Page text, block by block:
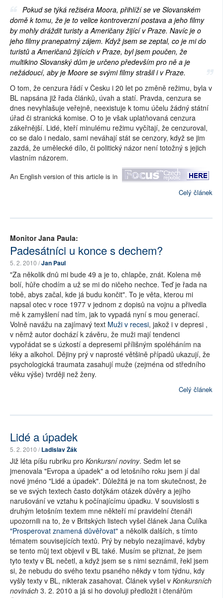
Pokud se týká režiséra Moora, přihlíží se ve Slovanském
domě k tomu, že je to velice kontroverzní postava a jeho filmy
by mohly dráždit turisty a Američany žijící v Praze. Navíc je o
jeho filmy pranepatrný zájem. Když jsem se zeptal, co je mi do
turistů a Američanů žijících v Praze, byl jsem poučen, že
multikino Slovanský dům je určeno především pro ně a je
nežádoucí, aby je Moore se svými filmy strašil i v Praze.
O tom, že cenzura řádí v Česku i 20 let po změně režimu, byla v
BL napsána již řada článků, úvah a statí. Pravda, cenzura se
dnes nevyhlašuje veřejně, neexistuje k tomu účelu žádný státní
úřad či stranická komise. O to je však uplatňovaná cenzura
zákeřnější. Lidé, kteří minulému režimu vyčítají, že cenzuroval,
co se dalo i nedalo, sami neváhají stát se cenzory, když se jim
zazdá, že umělecké dílo, či politický názor není totožný s jejich
vlastním názorem.
An English version of this article is in
Celý článek
Monitor Jana Paula:
Padesátníci u konce s dechem?
5. 2. 2010 /Jan Paul
"Za několik dnů mi bude 49 a je to, chlapče, znát. Kolena mě
bolí, hůře chodím a už se mi do ničeho nechce. Teď je řada na
tobě, abys začal, kde já budu končit". To je věta, kterou mi
napsal otec v roce 1977 v jednom z dopisů na vojnu a přivedla
mě k zamyšlení nad tím, jak to vypadá nyní s mou generací.
Volně navážu na zajímavý text Muži v recesi, jakož i v depresi ,
v němž autor dochází k závěru, že muži mají tendenci
vypořádat se s úzkostí a depresemi přílišným spoléháním na
léky a alkohol. Dějiny prý v naprosté většině případů ukazují, že
psychologická traumata zasahují muže (zejména od středního
věku výše) tvrději než ženy.
Celý článek
Lidé a úpadek
5. 2. 2010 /Ladislav Žák
Již léta píšu rubriku pro Konkursní noviny. Sedm let se
jmenovala "Evropa a úpadek" a od letošního roku jsem jí dal
nové jméno "Lidé a úpadek". Důležitá je na tom skutečnost, že
se ve svých textech často dotýkám otázek důvěry a jejího
narušování ve vztahu k počínajícímu úpadku. V souvislosti s
druhým letošním textem mne někteří mí pravidelní čtenáři
upozornili na to, že v Britských listech vyšel článek Jana Čulíka
"Prosperovat znamená důvěřovat" a několik dalších, s tímto
tématem souvisejících textů. Prý by nebylo nezajímavé, kdyby
se tento můj text objevil v BL také. Musím se přiznat, že jsem
tyto texty v BL nečetl, a když jsem se s nimi seznámil, řekl jsem
si, že nebudu do svého textu psaného někdy v tom týdnu, kdy
vyšly texty v BL, nikterak zasahovat. Článek vyšel v Konkursních
novinách 3. 2. 2010 a já si ho dovoluji předložit i čtenářům